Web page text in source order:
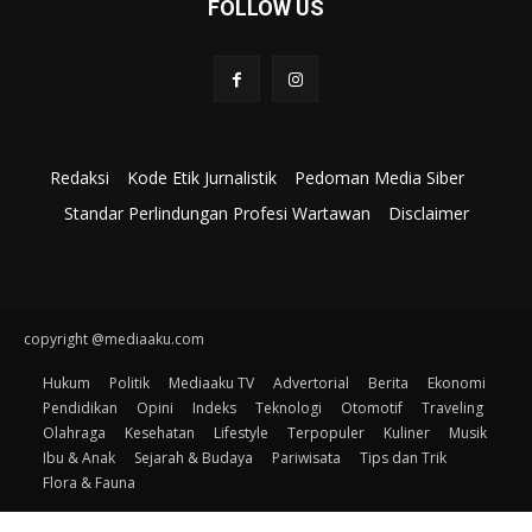
FOLLOW US
Redaksi Kode Etik Jurnalistik
Pedoman Media Siber
Standar Perlindungan Profesi Wartawan
Disclaimer
copyright @mediaaku.com
Hukum Politik Mediaaku TV Advertorial Berita
Ekonomi
Pendidikan
Opini Indeks Teknologi Otomotif
Traveling
Olahraga
Kesehatan Lifestyle Terpopuler Kuliner
Musik
Ibu & Anak
Sejarah & Budaya Pariwisata
Tips dan Trik
Flora & Fauna